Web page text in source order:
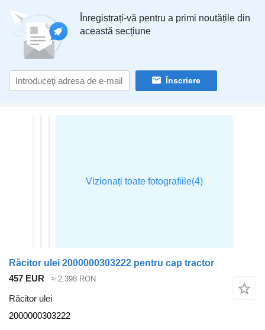
Înregistrați-vă pentru a primi noutățile din
această secțiune
Înscriere
Răcitor ulei 2000000303222 pentru cap tractor
457 EUR
≈ 2.398 RON
Răcitor ulei
2000000303222